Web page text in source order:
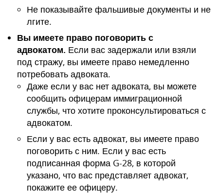
Не показывайте фальшивые документы и не
лгите.
Вы имеете право поговорить с
адвокатом. Если вас задержали или взяли
под стражу, вы имеете право немедленно
потребовать адвоката.
Даже если у вас нет адвоката, вы можете
сообщить офицерам иммиграционной
службы, что хотите проконсультироваться с
адвокатом.
Если у вас есть адвокат, вы имеете право
поговорить с ним. Если у вас есть
подписанная форма G-28, в которой
указано, что вас представляет адвокат,
покажите ее офицеру.